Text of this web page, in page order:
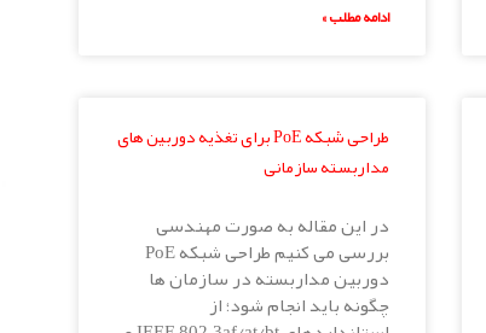
ادامه مطلب »
طراحی شبکه PoE برای تغذیه دوربین های
مداربسته سازمانی
در این مقاله به صورت مهندسی
بررسی می کنیم طراحی شبکه PoE
دوربین مداربسته در سازمان ها
چگونه باید انجام شود؛ از